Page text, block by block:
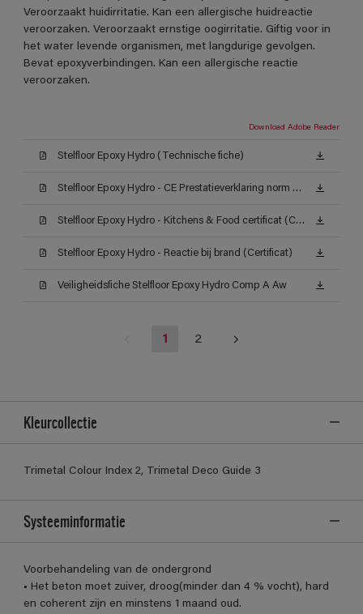
Veroorzaakt huidirritatie. Kan een allergische huidreactie
veroorzaken. Veroorzaakt ernstige oogirritatie. Giftig voor in
het water levende organismen, met langdurige gevolgen.
Bevat epoxyverbindingen. Kan een allergische reactie
veroorzaken.
Download Adobe Reader
Stelfloor Epoxy Hydro (Technische fiche)
Stelfloor Epoxy Hydro - CE Prestatieverklaring norm EN 1504-2_2 (Certificat)
Stelfloor Epoxy Hydro - Kitchens & Food certificat (Certificat)
Stelfloor Epoxy Hydro - Reactie bij brand (Certificat)
Veiligheidsfiche Stelfloor Epoxy Hydro Comp A Aw
1 2
Kleurcollectie
Trimetal Colour Index 2, Trimetal Deco Guide 3
Systeeminformatie
Voorbehandeling van de ondergrond
• Het beton moet zuiver, droog(minder dan 4 % vocht), hard
en coherent zijn en minstens 1 maand oud.